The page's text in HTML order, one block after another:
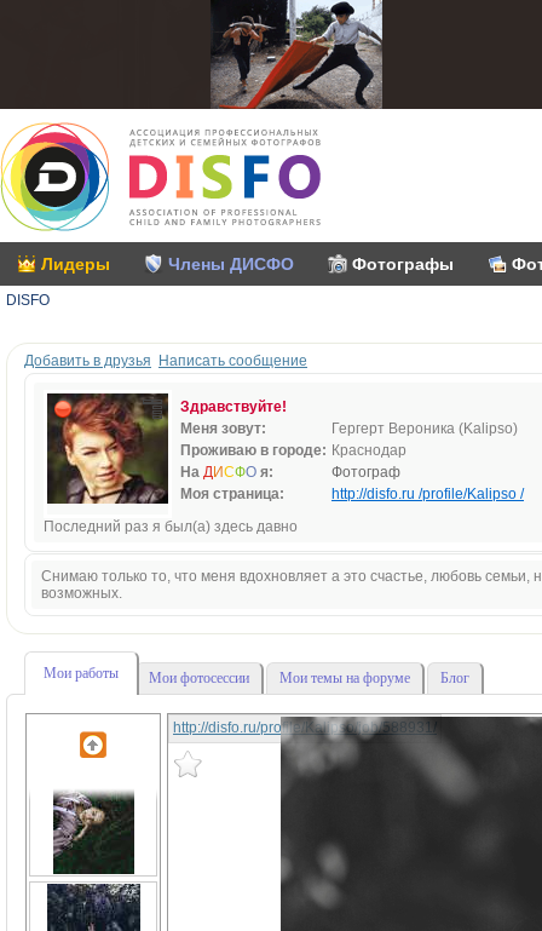
Лидеры Члены ДИСФО Фотографы
DISFO
Добавить в друзья Написать сообщение
Здравствуйте!
Меня зовут:
Гергерт Вероника (Kalipso)
Проживаю в городе: Краснодар
На ДИСФО я:
Фотограф
Моя страница:
http://disfo.ru /profile/Kalipso /
Последний раз я был(а) здесь давно
Снимаю только то, что меня вдохновляет а это счастье, любовь
возможных.
Мои работы Мои фотосессии Мои темы на форуме Блог
http://disfo.ru/profile/Kalipso/job/588931/